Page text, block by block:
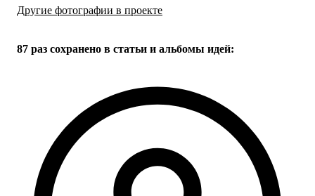
Другие фотографии в проекте
87 раз сохранено в статьи и альбомы идей: